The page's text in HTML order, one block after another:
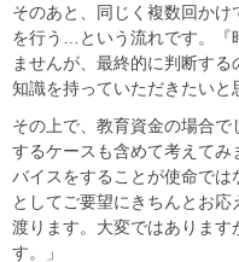
そのあと、同じく複数回か
を行う…という流れです。『
ませんが、最終的に判断す
知識を持っていただきたいと
その上で、教育資金の場合
するケースも含めて考えてみ
バイスをすることが使命で
としてご要望にきちんとお
渡ります。大変ではあります
す。」